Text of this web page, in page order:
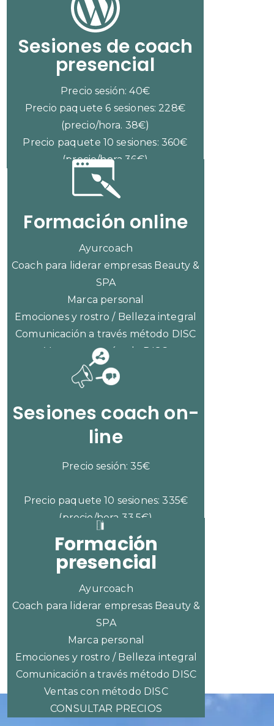
Sesiones de coach
presencial
Precio sesión: 40€
Precio paquete 6 sesiones: 228€
(precio/hora. 38€)
Precio paquete 10 sesiones: 360€
(precio/hora 36€)
Formación online
Ayurcoach
Coach para liderar empresas Beauty &
SPA
Marca personal
Emociones y rostro / Belleza integral
Comunicación a través método DISC
Ventas con método DISC
CONSULTAR PRECIOS
Sesiones coach on-
line
Precio sesión: 35€
Precio paquete 10 sesiones: 335€
(precio/hora 33,5€)
Formación
presencial
Ayurcoach
Coach para liderar empresas Beauty &
SPA
Marca personal
Emociones y rostro / Belleza integral
Comunicación a través método DISC
Ventas con método DISC
CONSULTAR PRECIOS